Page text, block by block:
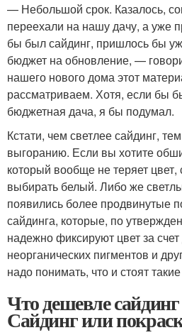
— Небольшой срок. Казалось,
переехали на нашу дачу, а уже
бы был сайдинг, пришлось бы
бюджет на обновление, —
нашего нового дома этот
рассматриваем. Хотя, если бы
бюджетная дача, я бы подумал.
Кстати, чем светлее сайдинг,
выгоранию. Если вы хотите
который вообще не теряет
выбирать белый. Либо же
появились более продвинутые
сайдинга, которые, по
надежно фиксируют цвет за
неорганических пигментов и
надо понимать, что и стоят
Что дешевле
Сайдинг или